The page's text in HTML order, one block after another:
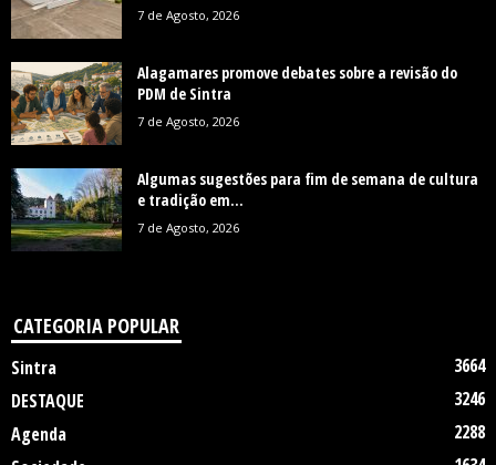
7 de Agosto, 2026
Alagamares promove debates sobre a revisão do
PDM de Sintra
7 de Agosto, 2026
Algumas sugestões para fim de semana de cultura
e tradição em...
7 de Agosto, 2026
CATEGORIA POPULAR
Sintra
3664
DESTAQUE
3246
Agenda
2288